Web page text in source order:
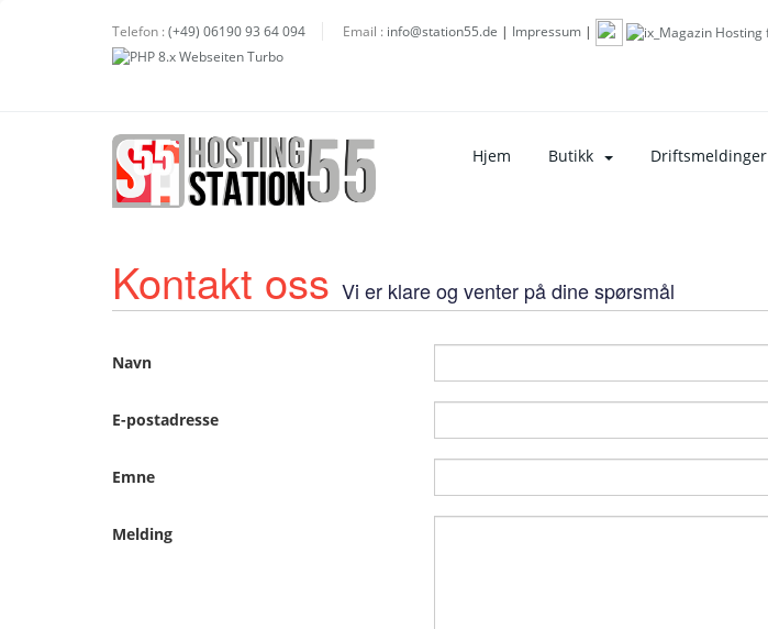
Telefon : (+49) 06190 93 64 094 Email : info@station55.de | Impressum |
Hjem Butikk Driftsmeldinger
Kontakt oss Vi er klare og venter på dine spørsmål
Navn
E-postadresse
Emne
Melding